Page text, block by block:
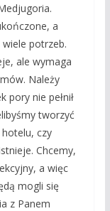
a
potrzeb.
ale wymaga
Należy
nie pełnił
tworzyć
czy
Chcemy,
a więc
mogli się
z Panem